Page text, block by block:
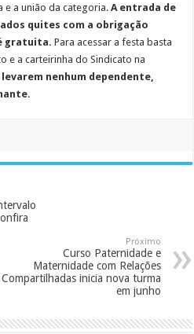
e a união da categoria.A entrada de
quites com a obrigação
gratuita. Para acessar a festa basta
e a carteirinha do Sindicato na
nenhum dependente,
Próximo
Curso Paternidade e
Maternidade com Relações
Compartilhadas inicia nova turma
em junho